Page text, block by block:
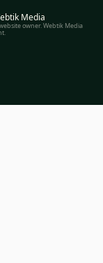
Media
owner. Webtik Media